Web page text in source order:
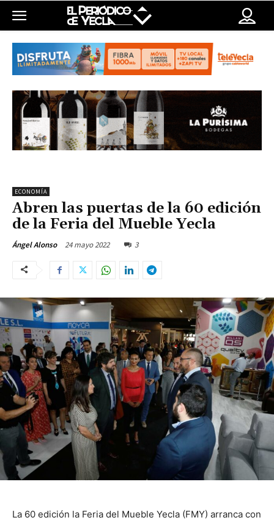
ECONOMÍA
Abren las puertas de la 60 edición
de la Feria del Mueble Yecla
Ángel Alonso 24 mayo 2022 3
La 60 edición la Feria del Mueble Yecla (FMY) arranca con